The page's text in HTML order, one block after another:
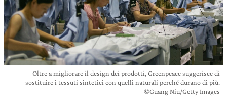
Oltre a migliorare il design dei prodotti, Greenpeace suggerisce di
sostituire i tessuti sintetici con quelli naturali perché durano di più.
©Guang Niu/Getty Images